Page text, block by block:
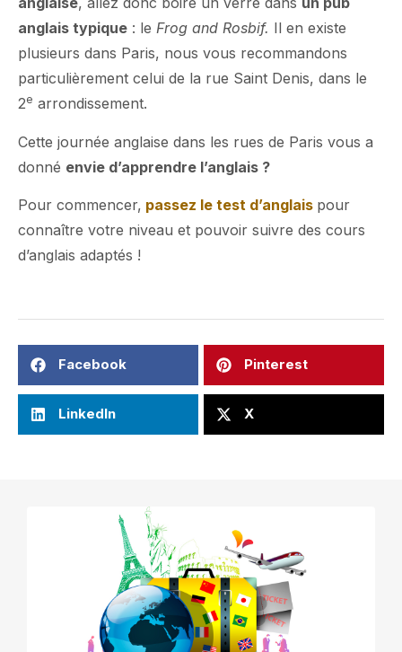
anglais typique : le Frog and Rosbif. Il en existe
plusieurs dans Paris, nous vous recommandons
particulièrement celui de la rue Saint Denis, dans le
2e arrondissement.
Cette journée anglaise dans les rues de Paris vous a
donné envie d’apprendre l’anglais ?
Pour commencer, passez le test d’anglais pour
connaître votre niveau et pouvoir suivre des cours
d’anglais adaptés !
Facebook Pinterest
LinkedIn X